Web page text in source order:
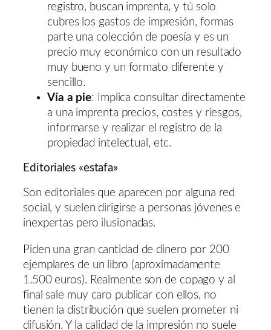
registro, buscan imprenta, y tú solo
cubres los gastos de impresión, formas
parte una colección de poesía y es un
precio muy económico con un resultado
muy bueno y un formato diferente y
sencillo.
Vía a pie: Implica consultar directamente
a una imprenta precios, costes y riesgos,
informarse y realizar el registro de la
propiedad intelectual, etc.
Editoriales «estafa»
Son editoriales que aparecen por alguna red
social, y suelen dirigirse a personas jóvenes e
inexpertas pero ilusionadas.
Piden una gran cantidad de dinero por 200
ejemplares de un libro (aproximadamente
1.500 euros). Realmente son de copago y al
final sale muy caro publicar con ellos, no
tienen la distribución que suelen prometer ni
difusión. Y la calidad de la impresión no suele